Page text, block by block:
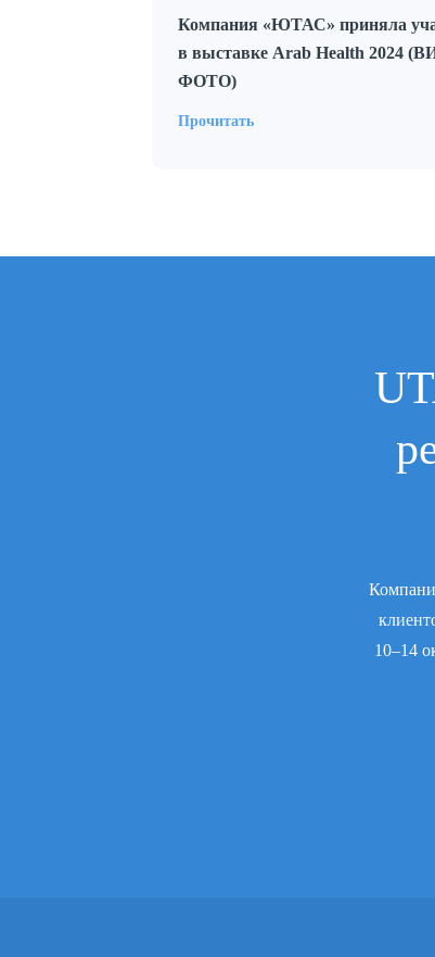
Компания «ЮТАС» приняла
в выставке Arab Health 2024
ФОТО)
Прочитать
10–14